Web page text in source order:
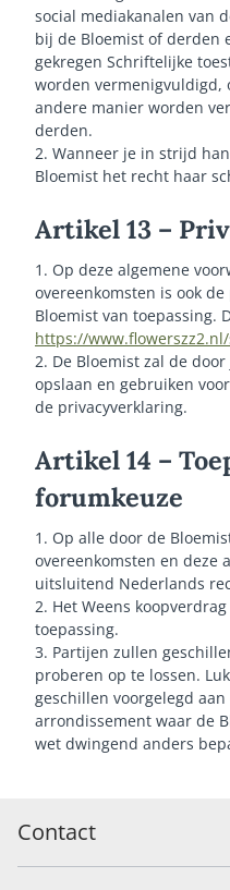
social mediakanalen van
bij de Bloemist of derden
gekregen Schriftelijke
worden vermenigvuldigd,
andere manier worden
derden.
2. Wanneer je in strijd
Bloemist het recht haar
Artikel 13 –
1. Op deze algemene
overeenkomsten is ook
Bloemist van toepassing.
https://
2. De Bloemist zal de
opslaan en gebruiken
de privacyverklaring.
Artikel 14 –
forumkeuze
1. Op alle door de
overeenkomsten en deze
uitsluitend Nederlands
2. Het Weens
toepassing.
3. Partijen zullen
proberen op te lossen.
geschillen voorgelegd
arrondissement waar de
wet dwingend anders
Contact